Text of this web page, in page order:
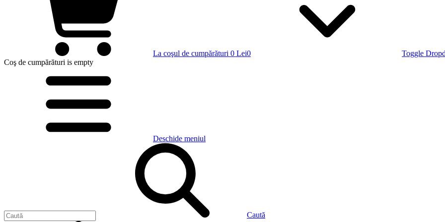
La coşul de cumpărături 0 Lei0
Toggle
Coş de cumpărături is empty
Deschide meniul
Caută